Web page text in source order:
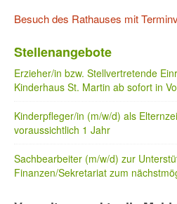
Besuch des Rathauses mit
Stellenangebote
Erzieher/in bzw. Stellvertretende
Kinderhaus St. Martin ab sofort in
Kinderpfleger/in (m/w/d) als
voraussichtlich 1 Jahr
Sachbearbeiter (m/w/d) zur
Finanzen/Sekretariat zum